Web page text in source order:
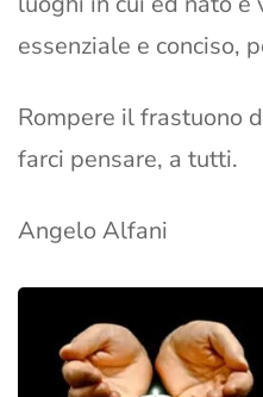
essenziale e conciso,
Rompere il frastuono
farci pensare, a tutti.
Angelo Alfani